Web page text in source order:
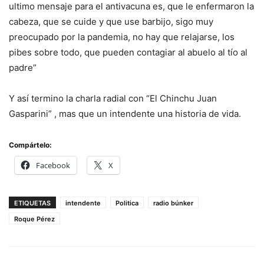
ultimo mensaje para el antivacuna es, que le enfermaron la
cabeza, que se cuide y que use barbijo, sigo muy
preocupado por la pandemia, no hay que relajarse, los
pibes sobre todo, que pueden contagiar al abuelo al tío al
padre”
Y así termino la charla radial con “El Chinchu Juan
Gasparini” , mas que un intendente una historia de vida.
Compártelo:
Facebook X
ETIQUETAS intendente Politica
radio búnker
Roque Pérez